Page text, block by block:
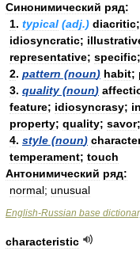
Синонимический ряд:
1. typical (adj.) diacritic;
idiosyncratic;
representative; specific;
2. pattern (noun) habit;
3. quality(noun)
feature; idiosyncrasy;
property; quality; savor;
4. style (noun)
temperament; touch
Антонимический ряд:
normal; unusual
English-Russian base
characteristic